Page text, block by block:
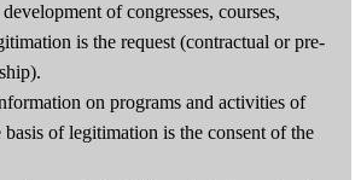
of congresses, courses,
is the request (contractual or pre-
on programs and activities of
of legitimation is the consent of the